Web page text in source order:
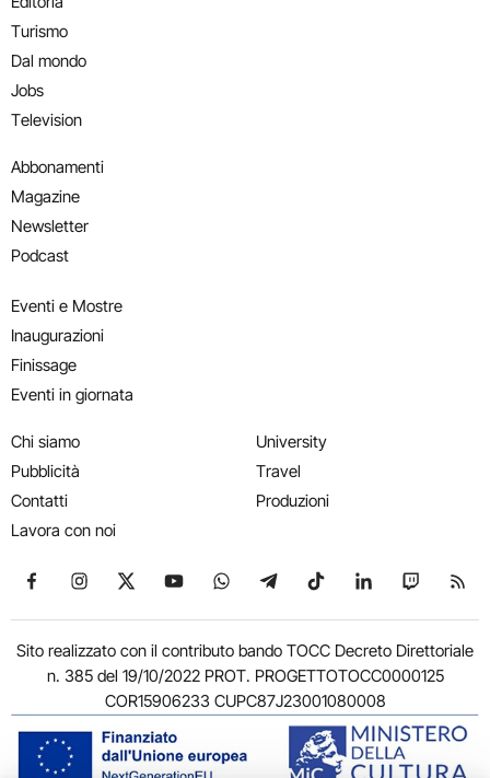
Turismo
Dal mondo
Jobs
Television
Abbonamenti
Magazine
Newsletter
Podcast
Eventi e Mostre
Inaugurazioni
Finissage
Eventi in giornata
Chi siamo
Pubblicità
Contatti
Lavora con noi
University
Travel
Produzioni
Seguici su Facebook
Seguici su Instagram
Seguici su X
Seguici su YouTube
Seguici su WhatsApp
Seguici su Telegram
Seguici su TikTok
Seguici su
Seguici
Sito realizzato con il contributo bando TOCC Decreto Direttoriale
n. 385 del 19/10/2022 PROT. PROGETTOTOCC0000125
COR15906233 CUPC87J23001080008